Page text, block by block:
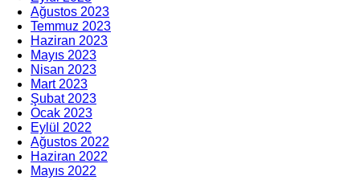
Ağustos 2023
Temmuz 2023
Haziran 2023
Mayıs 2023
Nisan 2023
Mart 2023
Şubat 2023
Ocak 2023
Eylül 2022
Ağustos 2022
Haziran 2022
Mayıs 2022